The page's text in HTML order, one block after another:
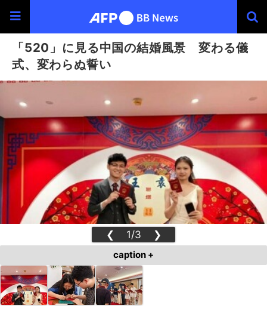
「520」に見る中国の結婚風景 変わる儀
式、変わらぬ誓い
❮ 1/3 ❯
caption +